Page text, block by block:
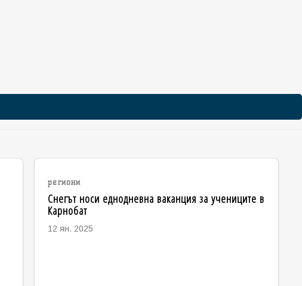
региони
Снегът носи еднодневна ваканция за учениците в
Карнобат
12 ян. 2025